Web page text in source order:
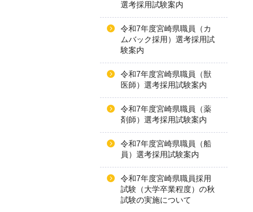
選考採用試験案内
令和7年度宮崎県職員（カ
ムバック採用）選考採用試
験案内
令和7年度宮崎県職員（獣
医師）選考採用試験案内
令和7年度宮崎県職員（薬
剤師）選考採用試験案内
令和7年度宮崎県職員（船
員）選考採用試験案内
令和7年度宮崎県職員採用
試験（大学卒業程度）の秋
試験の実施について